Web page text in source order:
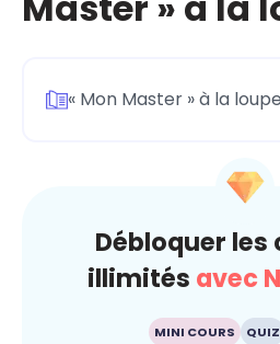
« Mon Master » à la loupe
Débloquer les
illimités avec
MINI COURS QUIZ